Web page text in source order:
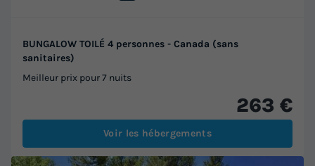
BUNGALOW TOILÉ 4 personnes - Canada (sans
sanitaires)
Meilleur prix pour 7 nuits
263 €
Voir les hébergements